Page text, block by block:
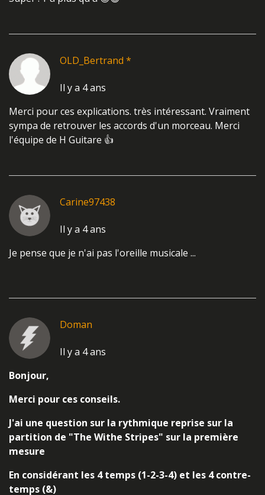
OLD_Bertrand *
Il y a 4 ans
Merci pour ces explications. très intéressant. Vraiment
sympa de retrouver les accords d'un morceau. Merci
l'équipe de H Guitare 👍
Carine97438
Il y a 4 ans
Je pense que je n'ai pas l'oreille musicale ...
Doman
Il y a 4 ans
Bonjour,
Merci pour ces conseils.
J'ai une question sur la rythmique reprise sur la
partition de "The Withe Stripes" sur la première
mesure
En considérant les 4 temps (1-2-3-4) et les 4 contre-
temps (&)